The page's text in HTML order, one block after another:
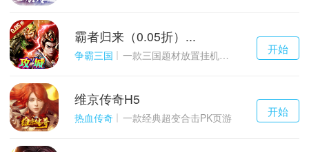
千百度h5
游戏
开始
霸者归来（0.05折）...
争霸三国 一款三国题材放置挂机与战争策略结合的游戏
千百度h5
游戏
开始
维京传奇H5
热血传奇 一款经典超变合击PK页游